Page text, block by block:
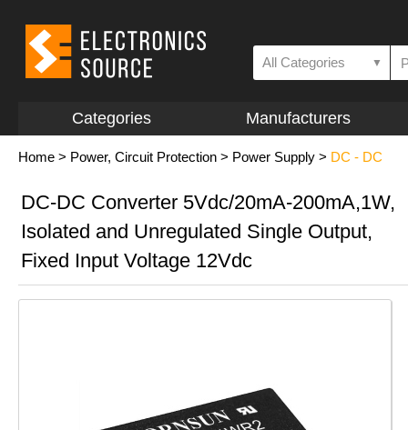
All Categories ▼
Categories Manufacturers
Home > Power, Circuit Protection > Power Supply > DC - DC
DC-DC Converter 5Vdc/20mA-200mA,1W,
Isolated and Unregulated Single Output,
Fixed Input Voltage 12Vdc